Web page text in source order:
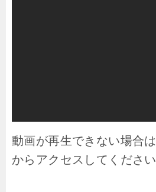
動画が再生できない場合は
からアクセスしてください